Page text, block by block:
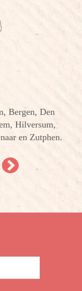
Bergen, Den
Hilversum,
en Zutphen.